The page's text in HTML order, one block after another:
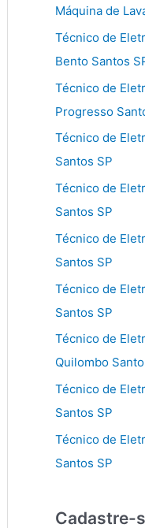
Máquina de
Técnico de
Bento Santos
Técnico de
Progresso
Técnico de
Santos SP
Técnico de
Santos SP
Técnico de
Santos SP
Técnico de
Santos SP
Técnico de
Quilombo
Técnico de
Santos SP
Técnico de
Santos SP
Cadastre-